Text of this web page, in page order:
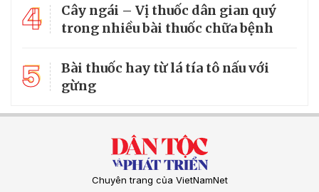
4
Cây ngái – Vị thuốc dân gian quý
trong nhiều bài thuốc chữa bệnh
5
Bài thuốc hay từ lá tía tô nấu với
gừng
Chuyên trang của VietNamNet